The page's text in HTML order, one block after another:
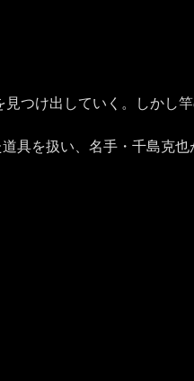
つけ出していく。しかし
具を扱い、名手・千島克